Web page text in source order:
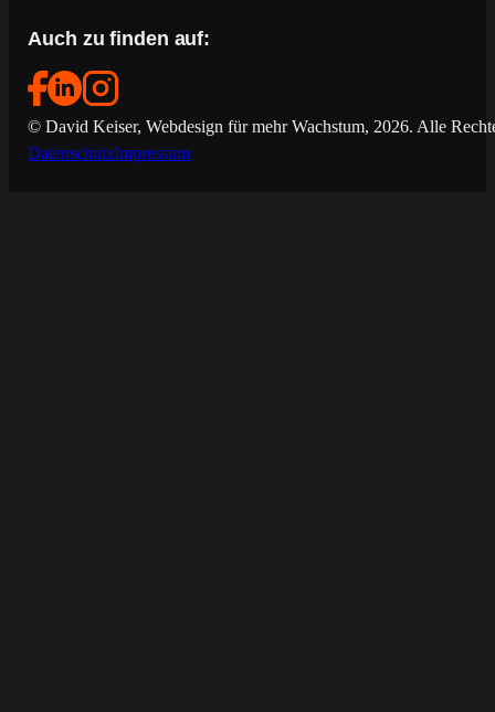
Auch zu finden auf:
© David Keiser, Webdesign für mehr Wachstum, 2026. Alle
DatenschutzImpressum